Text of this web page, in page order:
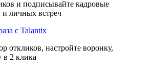
и подписывайте кадровые
и личных встреч
с Talantix
откликов, настройте воронку,
в 2 клика